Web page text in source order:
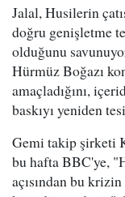
Jalal, Husilerin
doğru genişletme
olduğunu
Hürmüz Boğazı
amaçladığını,
baskıyı yeniden
Gemi takip şirketi
bu hafta BBC'ye,
açısından bu krizin